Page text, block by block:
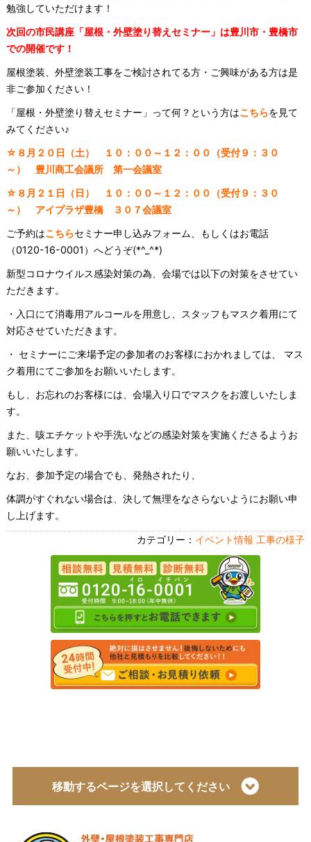
勉強していただけます！
次回の市民講座「屋根・外壁塗り替えセミナー」は豊川市・豊橋市
での開催です！
屋根塗装、外壁塗装工事をご検討されてる方・ご興味がある方は是
非ご参加ください！
「屋根・外壁塗り替えセミナー」って何？という方はこちらを見て
みてください♪
☆ ８月２０日（土） １０：００～１２：００（受付９：３０
～） 豊川商工会議所 第一会議室
☆ ８月２１日（日） １０：００～１２：００（受付９：３０
～） アイプラザ豊橋 ３０７会議室
ご予約はこちらセミナー申し込みフォーム、もしくはお電話
（0120-16-0001）へどうぞ(*^_^*)
新型コロナウイルス感染対策の為、会場では以下の対策をさせてい
ただきます。
・入口にて消毒用アルコールを用意し、スタッフもマスク着用にて
対応させていただきます。
・ セミナーにご来場予定の参加者のお客様におかれましては、 マス
ク着用にてご参加をお願いいたします。
もし、お忘れのお客様には、会場入り口でマスクをお渡しいたしま
す。
また、咳エチケットや手洗いなどの感染対策を実施くださるようお
願いいたします。
なお、参加予定の場合でも、発熱されたり、
体調がすぐれない場合は、決して無理をなさらないようにお願い申
し上げます。
カテゴリー： イベント情報 工事の様子
移動するページを選択してください